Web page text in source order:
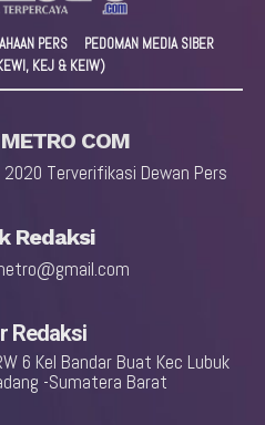
PERS
PEDOMAN MEDIA SIBER
KEJ & KEIW)
COM
2020 Terverifikasi Dewan Pers
Redaksi
Redaksi
6 Kel Bandar Buat Kec Lubuk
-Sumatera Barat